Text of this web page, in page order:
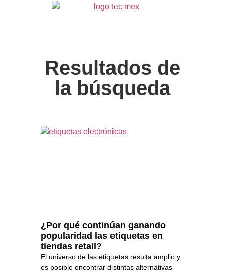
Resultados de
la búsqueda
¿Por qué continúan ganando
popularidad las etiquetas en
tiendas retail?
El universo de las etiquetas resulta amplio y
es posible encontrar distintas alternativas